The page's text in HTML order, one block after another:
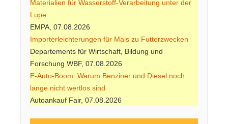
Materialien für Wasserstoff-Verarbeitung unter der
Lupe
EMPA, 07.08.2026
Importerleichterungen für Mais zu Futterzwecken
Departements für Wirtschaft, Bildung und
Forschung WBF, 07.08.2026
E-Auto-Boom: Warum Benziner und Diesel noch
lange nicht wertlos sind
Autoankauf Fair, 07.08.2026